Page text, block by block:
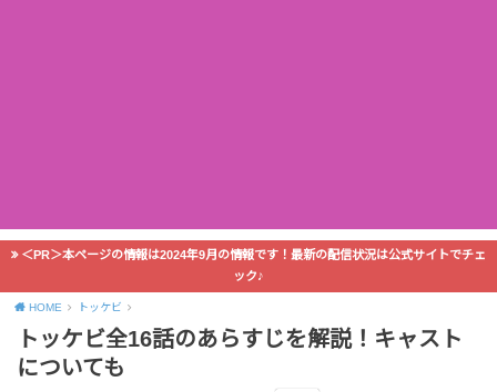
＜PR＞本ページの情報は2024年9月の情報です！最新の配信状況は公式サイトでチェ
ック♪
HOME トッケビ
トッケビ全16話のあらすじを解説！キャスト
についても